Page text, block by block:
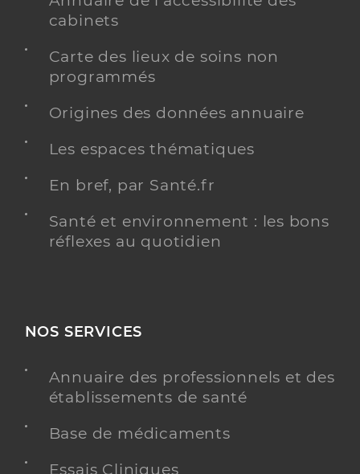
cabinets
Carte des lieux de soins non
programmés
Origines des données annuaire
Les espaces thématiques
En bref, par Santé.fr
Santé et environnement : les bons
réflexes au quotidien
NOS SERVICES
Annuaire des professionnels et des
établissements de santé
Base de médicaments
Essais Cliniques